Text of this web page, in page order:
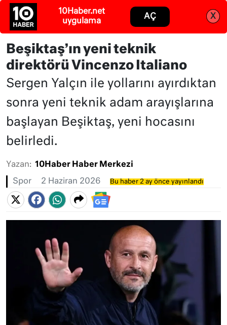
Abone ol Giriş
Beşiktaş’ın yeni teknik
direktörü Vincenzo Italiano
Sergen Yalçın ile yollarını ayırdıktan
sonra yeni teknik adam arayışlarına
başlayan Beşiktaş, yeni hocasını
belirledi.
Yazan: 10Haber Haber Merkezi
Spor 2 Haziran 2026 Bu haber 2 ay önce yayınlandı